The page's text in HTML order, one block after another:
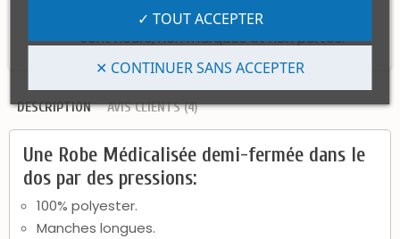
Les articles peuvent être retournés s'ils
sont neufs, non marqués et non portés.
DESCRIPTION AVIS CLIENTS (4)
Une Robe Médicalisée demi-fermée dans le
dos par des pressions:
100% polyester.
Manches longues.
✕ CONTINUER SANS ACCEPTER
✓ TOUT ACCEPTER